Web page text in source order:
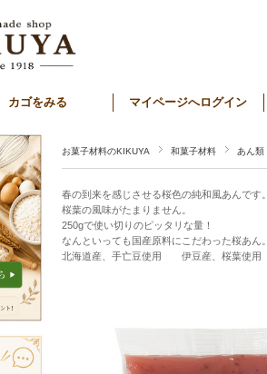
カゴをみる マイページへログイン
お菓子材料のKIKUYA 和菓子材料 あん類
春の到来を感じさせる桜色の純和風あんです。
桜葉の風味がたまりません。
250gで使い切りのピッタリな量！
なんといっても国産原料にこだわった桜あん。
北海道産、手亡豆使用 伊豆産、桜葉使用